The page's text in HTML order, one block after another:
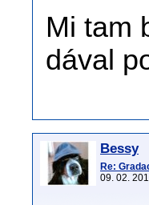
Mi tam
dával
Bessy
Re:
09. 02.